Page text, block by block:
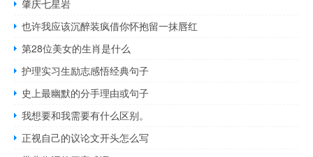
肇庆七星岩
也许我应该沉醉装疯借你怀抱留一抹唇红
第28位美女的生肖是什么
护理实习生励志感悟经典句子
史上最幽默的分手理由或句子
我想要和我需要有什么区别。
正视自己的议论文开头怎么写